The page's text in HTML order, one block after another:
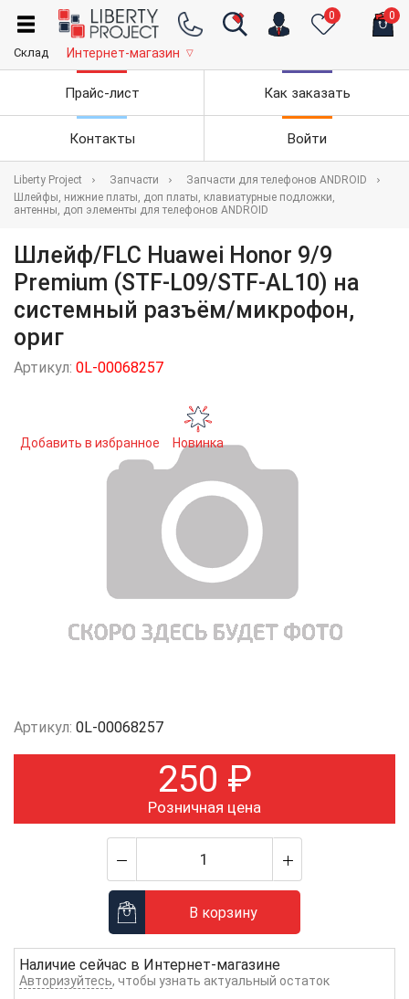
0 0
Склад Интернет-магазин ▽
Прайс-лист Как заказать
Контакты Войти
Liberty Project Запчасти
Запчасти для телефонов ANDROID
Шлейфы, нижние платы, доп платы, клавиатурные подложки,
антенны, доп элементы для телефонов ANDROID
Шлейф/FLC Huawei Honor 9/9
Premium (STF-L09/STF-AL10) на
системный разъём/микрофон,
ориг
Артикул: 0L-00068257
Добавить в избранное Новинка
Артикул: 0L-00068257
250 ₽
Розничная цена
В корзину
Наличие сейчас в Интернет-магазине
Авторизуйтесь, чтобы узнать актуальный остаток